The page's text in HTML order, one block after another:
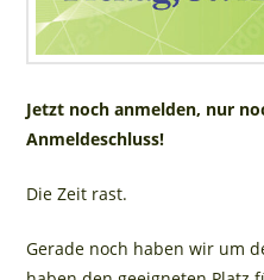
Jetzt noch anmelden, nur
Anmeldeschluss!
Die Zeit rast.
Gerade noch haben wir um